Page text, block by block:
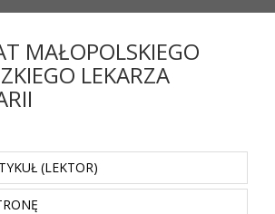
MAŁOPOLSKIEGO
LEKARZA
(LEKTOR)